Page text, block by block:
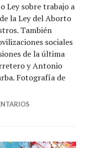
Ley sobre trabajo a
la Ley del Aborto
También
sociales
de la última
y Antonio
Fotografía de
autoritaria –